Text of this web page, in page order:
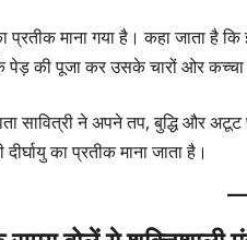
प्रतीक माना गया है। कहा जाता
पेड़ की पूजा कर उसके चारों ओर कच्चा
सावित्री ने अपने तप, बुद्धि और
का प्रतीक माना जाता है।